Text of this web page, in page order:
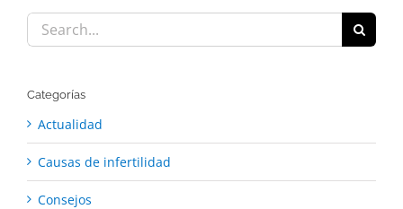
Search
for:
Categorías
Actualidad
Causas de infertilidad
Consejos